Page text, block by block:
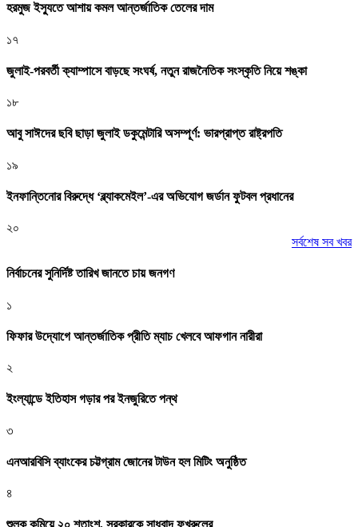
হরমুজ ইস্যুতে আশায় কমল আন্তর্জাতিক তেলের দাম
১৭
জুলাই-পরবর্তী ক্যাম্পাসে বাড়ছে সংঘর্ষ, নতুন রাজনৈতিক সংস্কৃতি নিয়ে শঙ্কা
১৮
আবু সাঈদের ছবি ছাড়া জুলাই ডকুমেন্টারি অসম্পূর্ণ: ভারপ্রাপ্ত রাষ্ট্রপতি
১৯
ইনফান্তিনোর বিরুদ্ধে ‘ব্ল্যাকমেইল’-এর অভিযোগ জর্ডান ফুটবল প্রধানের
২০
সর্বশেষ সব খবর
নির্বাচনের সুনির্দিষ্ট তারিখ জানতে চায় জনগণ
১
ফিফার উদ্যোগে আন্তর্জাতিক প্রীতি ম্যাচ খেলবে আফগান নারীরা
২
ইংল্যান্ডে ইতিহাস গড়ার পর ইনজুরিতে পন্থ
৩
এনআরবিসি ব্যাংকের চট্টগ্রাম জোনের টাউন হল মিটিং অনুষ্ঠিত
৪